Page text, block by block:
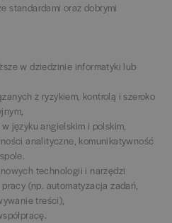
standardami oraz dobrymi
w dziedzinie informatyki lub
z ryzykiem, kontrolą i szeroko
języku angielskim i polskim,
analityczne, komunikatywność
technologii i narzędzi
(np. automatyzacja zadań,
treści),